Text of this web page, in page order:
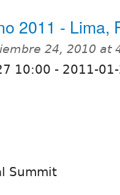
2011 - Lima,
24, 2010 at
10:00 - 2011-
Summit